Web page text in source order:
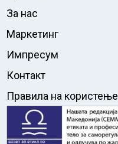
За нас
Маркетинг
Импресум
Контакт
Правила на користење